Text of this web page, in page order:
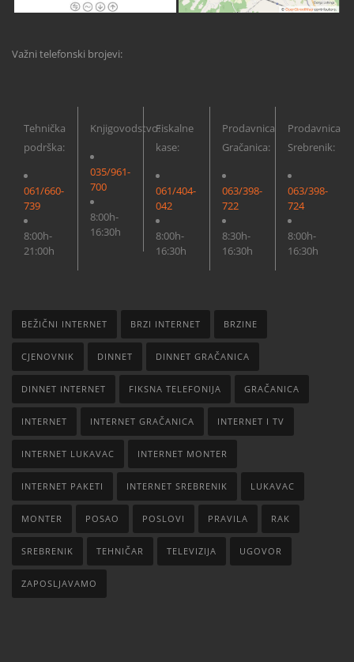
Važni telefonski brojevi:
Tehnička
podrška:
061/660-
739
8:00h-
21:00h
Knjigovodstvo:
035/961-
700
8:00h-
16:30h
Fiskalne
kase:
061/404-
042
8:00h-
16:30h
Prodavnica
Gračanica:
063/398-
722
8:30h-
16:30h
Prodavnica
Srebrenik:
063/398-
724
8:00h-
16:30h
BEŽIČNI INTERNET BRZI INTERNET BRZINE
CJENOVNIK DINNET DINNET GRAČANICA
DINNET INTERNET FIKSNA TELEFONIJA GRAČANICA
INTERNET INTERNET GRAČANICA INTERNET I TV
INTERNET LUKAVAC INTERNET MONTER
INTERNET PAKETI INTERNET SREBRENIK LUKAVAC
MONTER POSAO POSLOVI PRAVILA RAK
SREBRENIK TEHNIČAR TELEVIZIJA UGOVOR
ZAPOSLJAVAMO